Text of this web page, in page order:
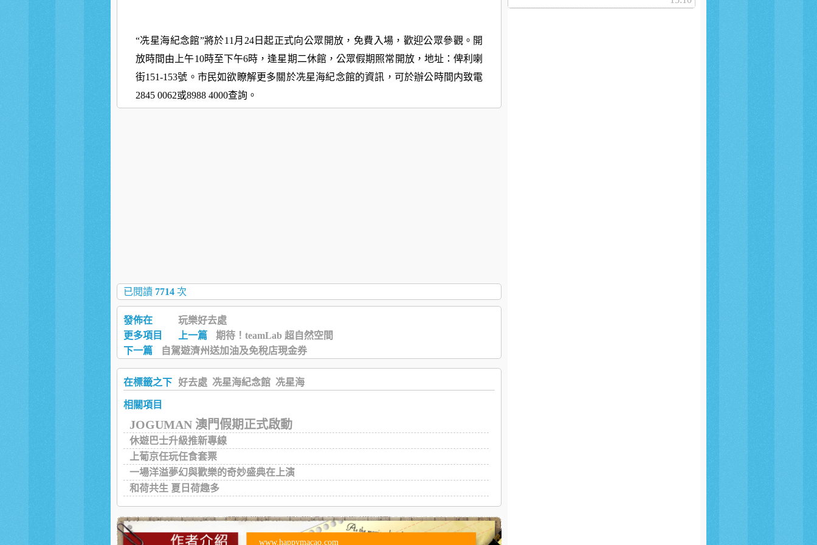
“冼星海紀念館”將於11月24日起正式向公眾開放，免費入場，歡迎公眾參觀。開
放時間由上午10時至下午6時，逢星期二休館，公眾假期照常開放，地址：俾利喇
街151-153號。市民如欲瞭解更多關於冼星海紀念館的資訊，可於辦公時間内致電
2845 0062或8988 4000查詢。
已閱讀 7714 次
發佈在
玩樂好去處
更多項目
上一篇
期待！teamLab 超自然空間
下一篇
自駕遊濟州送加油及免稅店現金券
在標籤之下 好去處 冼星海紀念館 冼星海
相關項目
JOGUMAN 澳門假期正式啟動
休遊巴士升級推新專線
上葡京任玩任食套票
一場洋溢夢幻與歡樂的奇妙盛典在上演
和荷共生 夏日荷趣多
www.happymacao.com